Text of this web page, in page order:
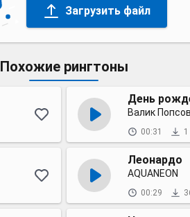
Загрузить файл
Похожие рингтоны
День
Валик
00:31
Леонардо
AQUANEON
00:29